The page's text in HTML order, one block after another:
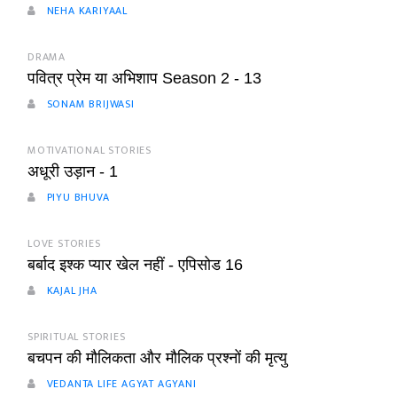
NEHA KARIYAAL
DRAMA
पवित्र प्रेम या अभिशाप Season 2 - 13
SONAM BRIJWASI
MOTIVATIONAL STORIES
अधूरी उड़ान - 1
PIYU BHUVA
LOVE STORIES
बर्बाद इश्क प्यार खेल नहीं - एपिसोड 16
KAJAL JHA
SPIRITUAL STORIES
बचपन की मौलिकता और मौलिक प्रश्नों की मृत्यु
VEDANTA LIFE AGYAT AGYANI